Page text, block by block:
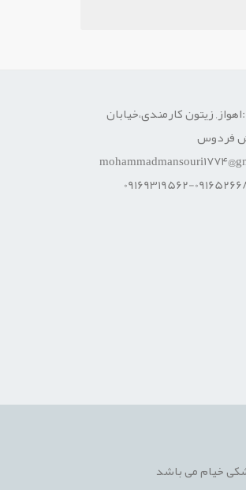
زیتون کارمندی،خیابان
فردوس
خیام می باشد